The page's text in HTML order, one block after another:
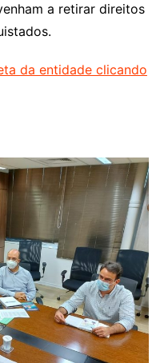
a retirar direitos
da entidade clicando